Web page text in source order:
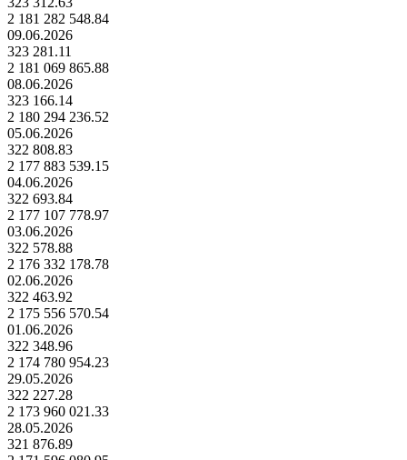
2 181 282 548.84
09.06.2026
323 281.11
2 181 069 865.88
08.06.2026
323 166.14
2 180 294 236.52
05.06.2026
322 808.83
2 177 883 539.15
04.06.2026
322 693.84
2 177 107 778.97
03.06.2026
322 578.88
2 176 332 178.78
02.06.2026
322 463.92
2 175 556 570.54
01.06.2026
322 348.96
2 174 780 954.23
29.05.2026
322 227.28
2 173 960 021.33
28.05.2026
321 876.89